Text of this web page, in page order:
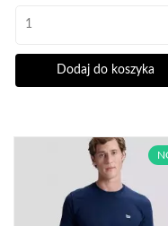
Dodaj do koszyka